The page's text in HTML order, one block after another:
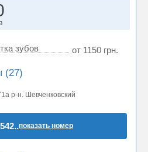
зубов от 1150 грн.
(27)
р-н. Шевченковский
показать номер